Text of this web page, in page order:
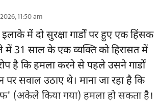
11:50 am
में दो सुरक्षा गार्डों पर हुए एक हिंसक
31 साल के एक व्यक्ति को हिरासत में
है किहमला करने से पहले उसने गार्डों
पर सवाल उठाए थे। माना जा रहा है कि
(अकेले किया गया) हमला हो सकता है।